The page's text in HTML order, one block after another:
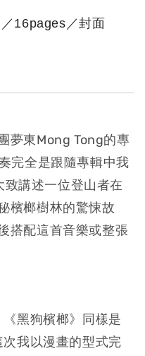
16pages／封面
夢東Mong Tong的專
完全是跟隨專輯中我
講述一位登山者在
檳榔樹林的驚悚故
搭配這首音樂或整張
黑狗檳榔》同樣是
我以漫畫的型式完